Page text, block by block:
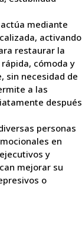
mediante
activando
restaurar la
cómoda y
sin necesidad de
a las
después
personas
en
y
mejorar su
o